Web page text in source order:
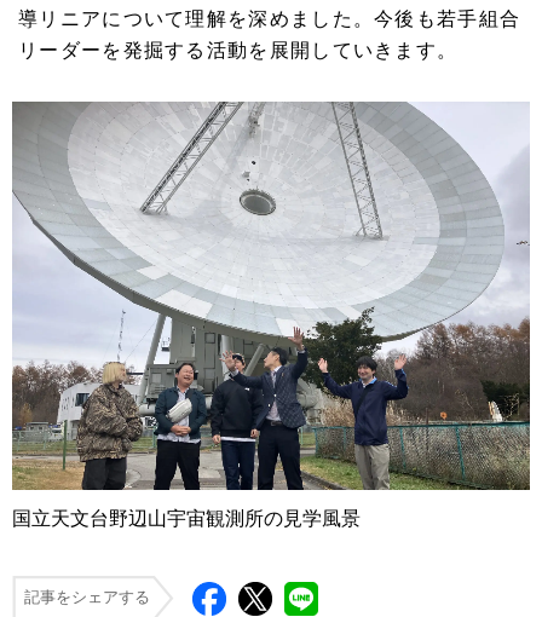
導リニアについて理解を深めました。今後も若手組合
リーダーを発掘する活動を展開していきます。
国立天文台野辺山宇宙観測所の見学風景
記事をシェアする